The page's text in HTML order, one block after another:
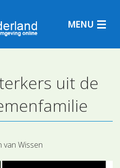
MENU
uit de
van Wissen